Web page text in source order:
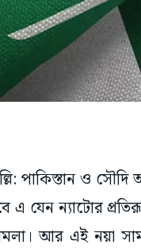
পাকিস্তান ও সৌদি
এ যেন ন্যাটোর
আর এই নয়া